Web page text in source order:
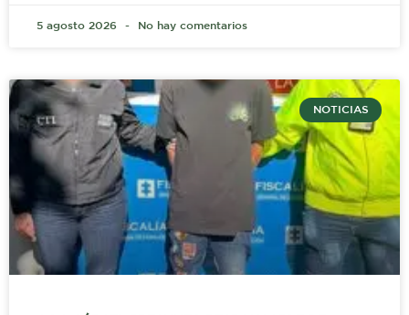
5 agosto 2026 No hay comentarios
NOTICIAS